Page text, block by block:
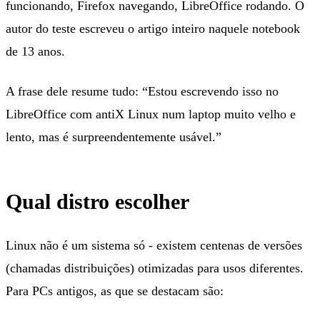
funcionando, Firefox navegando, LibreOffice rodando. O
autor do teste escreveu o artigo inteiro naquele notebook
de 13 anos.
A frase dele resume tudo: “Estou escrevendo isso no
LibreOffice com antiX Linux num laptop muito velho e
lento, mas é surpreendentemente usável.”
Qual distro escolher
Linux não é um sistema só - existem centenas de versões
(chamadas distribuições) otimizadas para usos diferentes.
Para PCs antigos, as que se destacam são: